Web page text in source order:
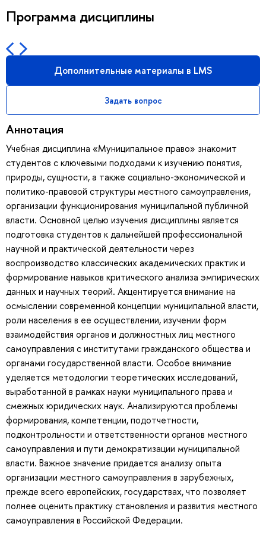
Программа дисциплины
Дополнительные материалы в LMS
Задать вопрос
Аннотация
Учебная дисциплина «Муниципальное право» знакомит
студентов с ключевыми подходами к изучению понятия,
природы, сущности, а также социально-экономической и
политико-правовой структуры местного самоуправления,
организации функционирования муниципальной публичной
власти. Основной целью изучения дисциплины является
подготовка студентов к дальнейшей профессиональной
научной и практической деятельности через
воспроизводство классических академических практик и
формирование навыков критического анализа эмпирических
данных и научных теорий. Акцентируется внимание на
осмыслении современной концепции муниципальной власти,
роли населения в ее осуществлении, изучении форм
взаимодействия органов и должностных лиц местного
самоуправления с институтами гражданского общества и
органами государственной власти. Особое внимание
уделяется методологии теоретических исследований,
выработанной в рамках науки муниципального права и
смежных юридических наук. Анализируются проблемы
формирования, компетенции, подотчетности,
подконтрольности и ответственности органов местного
самоуправления и пути демократизации муниципальной
власти. Важное значение придается анализу опыта
организации местного самоуправления в зарубежных,
прежде всего европейских, государствах, что позволяет
полнее оценить практику становления и развития местного
самоуправления в Российской Федерации.